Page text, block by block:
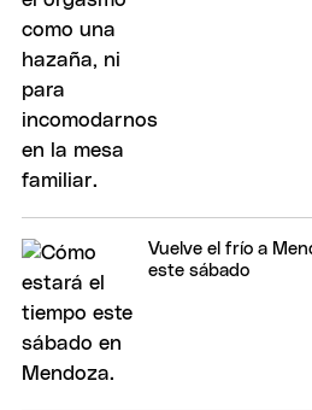
Vuelve el frío a
este sábado